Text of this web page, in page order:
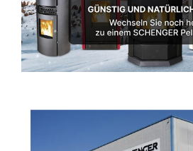
PRODUCTS
SEARCH